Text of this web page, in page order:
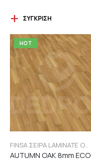
ΣΎΓΚΡΙΣΗ
HOT
FINSA ΣΕΙΡΑ LAMINATE ORIGINAL "ECO LABEL"
AUTUMN OAK 8mm ECO